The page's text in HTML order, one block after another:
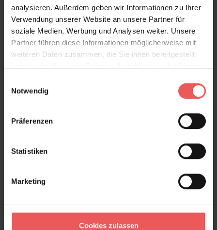
analysieren. Außerdem geben wir Informationen zu Ihrer
Verwendung unserer Website an unsere Partner für
soziale Medien, Werbung und Analysen weiter. Unsere
Partner führen diese Informationen möglicherweise mit
weiteren Daten zusammen, die Sie ihnen bereitgestellt
Notwendig
Präferenzen
Statistiken
Marketing
Cookies zulassen
99,00 €